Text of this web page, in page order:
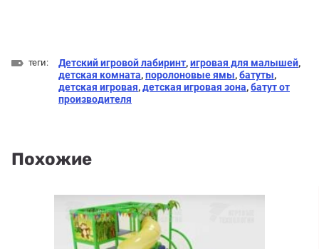
теги: Детский игровой лабиринт,игровая для малышей,
детская комната,поролоновые ямы,батуты,
детская игровая,детская игровая зона,батут от
производителя
Похожие